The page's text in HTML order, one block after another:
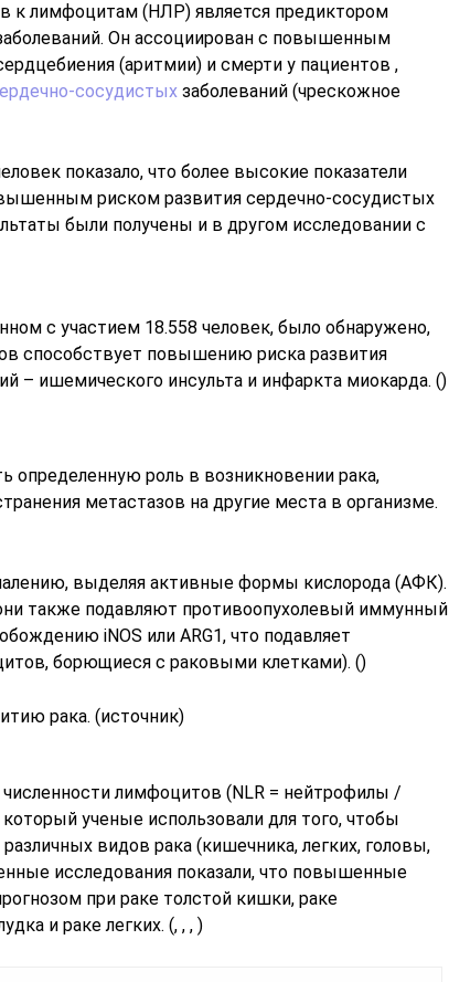
к лимфоцитам (НЛР) является предиктором
Он ассоциирован с повышенным
(аритмии) и смерти у пациентов ,
сосудистых заболеваний (чрескожное
показало, что более высокие показатели
риском развития сердечно-сосудистых
были получены и в другом исследовании с
с участием 18.558 человек, было обнаружено,
способствует повышению риска развития
– ишемического инсульта и инфаркта миокарда. ()
определенную роль в возникновении рака,
метастазов на другие места в организме.
выделяя активные формы кислорода (АФК).
также подавляют противоопухолевый иммунный
iNOS или ARG1, что подавляет
борющиеся с раковыми клетками). ()
рака. (источник)
лимфоцитов (NLR = нейтрофилы /
ученые использовали для того, чтобы
видов рака (кишечника, легких, головы,
исследования показали, что повышенные
при раке толстой кишки, раке
и раке легких. (, , , )